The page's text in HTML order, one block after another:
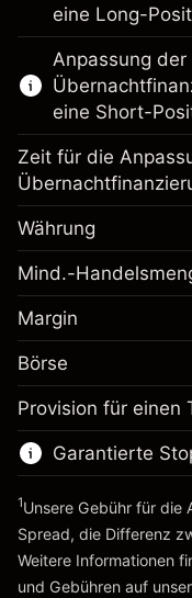
Erfahren Sie
CFDs
eine Long-
Margin. Ihre
Anpassung
fremdfinanzierten
Positionsgröße
~€20,000.00
Geld aus
Anpassung der
eine Short-
Margin. Ihre
Anpassung
Gebühren aus
Positionswert
Positionsgröße
Geld aus
Zur Plattform
Zeit für die
Währung
Mind.-
Margin
Börse
Provision für einen
Garantierte
1Unsere Gebühr für die
Spread, die Differenz
Weitere Informationen
und Gebühren auf